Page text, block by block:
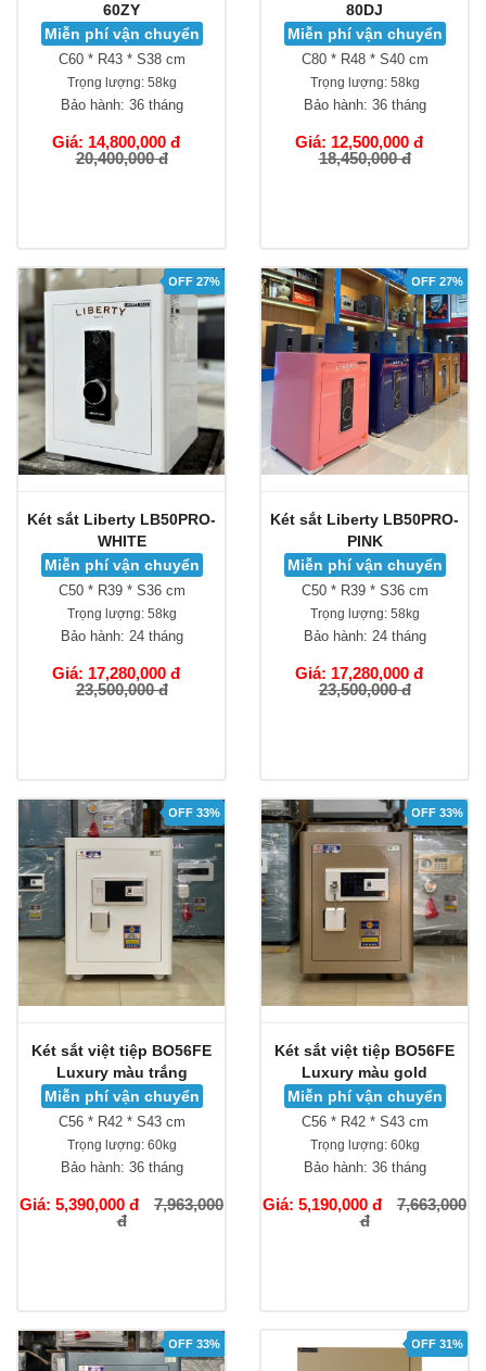
60ZY
Miễn phí vận chuyển
C60 * R43 * S38 cm
Trọng lượng:58kg
Bảo hành: 36 tháng
Giá: 14,800,000 đ
20,400,000 đ
80DJ
Miễn phí vận chuyển
C80 * R48 * S40 cm
Trọng lượng:58kg
Bảo hành: 36 tháng
Giá: 12,500,000 đ
18,450,000 đ
OFF 27%
Két sắt Liberty LB50PRO-
WHITE
Miễn phí vận chuyển
C50 * R39 * S36 cm
Trọng lượng:58kg
Bảo hành: 24 tháng
Giá: 17,280,000 đ
23,500,000 đ
OFF 27%
Két sắt Liberty LB50PRO-
PINK
Miễn phí vận chuyển
C50 * R39 * S36 cm
Trọng lượng:58kg
Bảo hành: 24 tháng
Giá: 17,280,000 đ
23,500,000 đ
OFF 33%
Két sắt việt tiệp BO56FE
Luxury màu trắng
Miễn phí vận chuyển
C56 * R42 * S43 cm
Trọng lượng:60kg
Bảo hành: 36 tháng
Giá: 5,390,000 đ
7,963,000
đ
OFF 33%
Két sắt việt tiệp BO56FE
Luxury màu gold
Miễn phí vận chuyển
C56 * R42 * S43 cm
Trọng lượng:60kg
Bảo hành: 36 tháng
Giá: 5,190,000 đ
7,663,000
đ
OFF 33% OFF 31%